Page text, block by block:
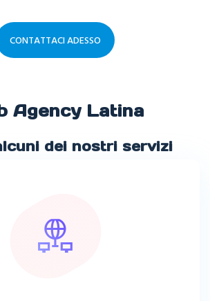
CONTATTACI ADESSO
Agency Latina
dei nostri servizi